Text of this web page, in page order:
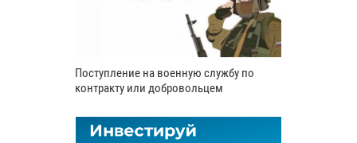
Поступление на военную службу по
контракту или добровольцем